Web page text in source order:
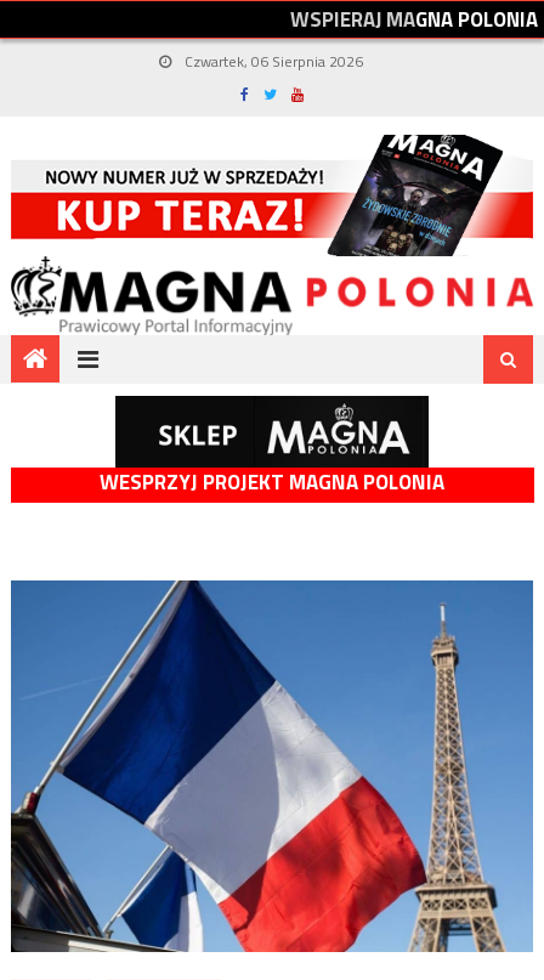
WSPIERAJMAGNAPOLONIA
Czwartek, 06 Sierpnia 2026
WESPRZYJ PROJEKT MAGNA POLONIA